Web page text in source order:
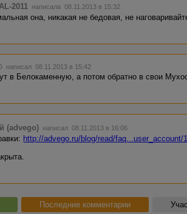
2011 написала 08.11.2013 в 15:32
она, никакая не бедовая, не
написал 08.11.2013 в 15:42
в Белокаменную, а потом обратно в свои
(advego) написал 08.11.2013 в 16:06
http://advego.ru/blog/read/faq...user_account/
Последние комментарии